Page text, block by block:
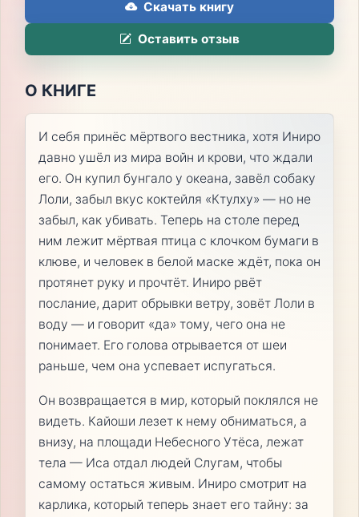
Скачать книгу
Оставить отзыв
О КНИГЕ
И себя принёс мёртвого вестника, хотя Иниро
давно ушёл из мира войн и крови, что ждали
его. Он купил бунгало у океана, завёл собаку
Лоли, забыл вкус коктейля «Ктулху» — но не
забыл, как убивать. Теперь на столе перед
ним лежит мёртвая птица с клочком бумаги в
клюве, и человек в белой маске ждёт, пока он
протянет руку и прочтёт. Иниро рвёт
послание, дарит обрывки ветру, зовёт Лоли в
воду — и говорит «да» тому, чего она не
понимает. Его голова отрывается от шеи
раньше, чем она успевает испугаться.
Он возвращается в мир, который поклялся не
видеть. Кайоши лезет к нему обниматься, а
внизу, на площади Небесного Утёса, лежат
тела — Иса отдал людей Слугам, чтобы
самому остаться живым. Иниро смотрит на
карлика, который теперь знает его тайну: за